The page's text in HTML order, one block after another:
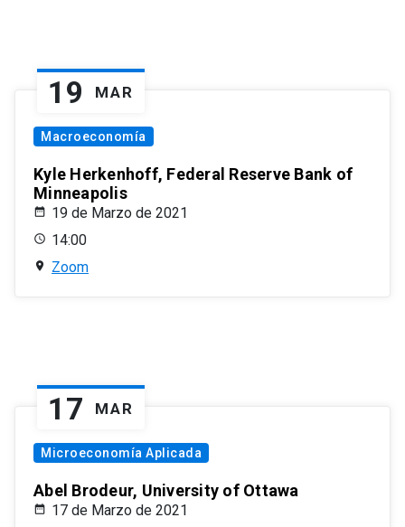
19 MAR
Macroeconomía
Kyle Herkenhoff, Federal Reserve Bank of
Minneapolis
19 de Marzo de 2021
14:00
Zoom
17 MAR
Microeconomía Aplicada
Abel Brodeur, University of Ottawa
17 de Marzo de 2021